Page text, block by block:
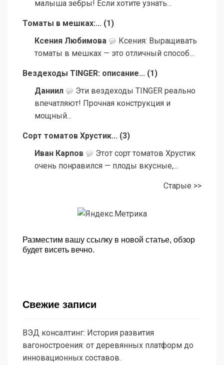
малыша зебры! Если хотите узнать...
Томаты в мешках:... (1)
Ксения Любимова
Ксения: Выращивать
томаты в мешках — это отличный способ...
Вездеходы TINGER: описание... (1)
Даниил
Эти вездеходы TINGER реально
впечатляют! Прочная конструкция и
мощный...
Сорт томатов Хрустик... (3)
Иван Карпов
Этот сорт томатов Хрустик
очень понравился — плоды вкусные,...
Старые >>
Разместим вашу ссылку в новой статье, обзор
будет висеть вечно.
Свежие записи
ВЭД консалтинг: История развития
вагоностроения: от деревянных платформ до
инновационных составов.